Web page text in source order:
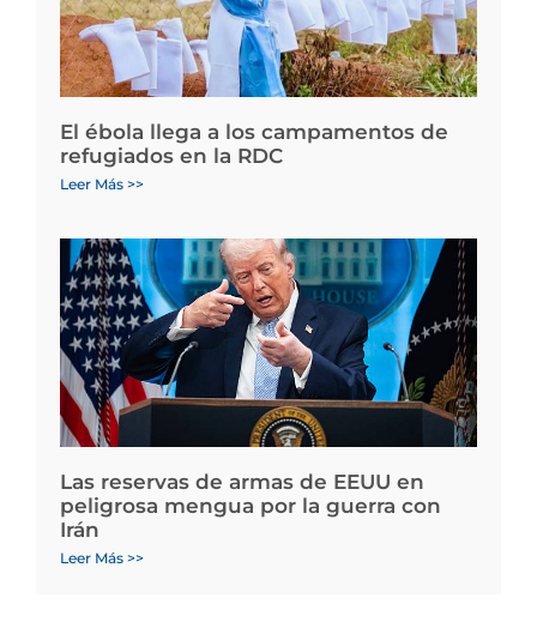
El ébola llega a los campamentos de
refugiados en la RDC
Leer Más >>
Las reservas de armas de EEUU en
peligrosa mengua por la guerra con
Irán
Leer Más >>